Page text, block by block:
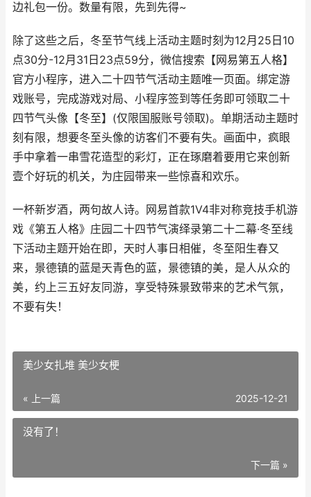
边礼包一份。数量有限，先到先得~
除了这些之后，冬至节气线上活动主题时刻为12月25日10
点30分-12月31日23点59分，微信搜索【网易第五人格】
官方小程序，进入二十四节气活动主题唯一页面。绑定游
戏账号，完成游戏对局、小程序签到等任务即可领取二十
四节气头像【冬至】(仅限国服账号领取)。单期活动主题时
刻有限，想要冬至头像的访客们不要有失。画面中，疯眼
手中拿着一串雪花造型的彩灯，正在琢磨着要用它来创新
壹个好玩的机关，为庄园带来一些惊喜和欢乐。
一杯新岁酒，两句故人诗。网易首款1V4非对称竞技手机游
戏《第五人格》庄园二十四节气演绎录第二十二幕·冬至线
下活动主题开始在即，天时人事日相催，冬至阳生春又
来，景德镇的蓝是天青色的蓝，景德镇的美，是人从众的
美，约上三五好友同游，享受特殊景致带来的艺术气氛，
不要有失！
美少女扎堆 美少女梗
« 上一篇 2025-12-21
没有了！
下一篇 »